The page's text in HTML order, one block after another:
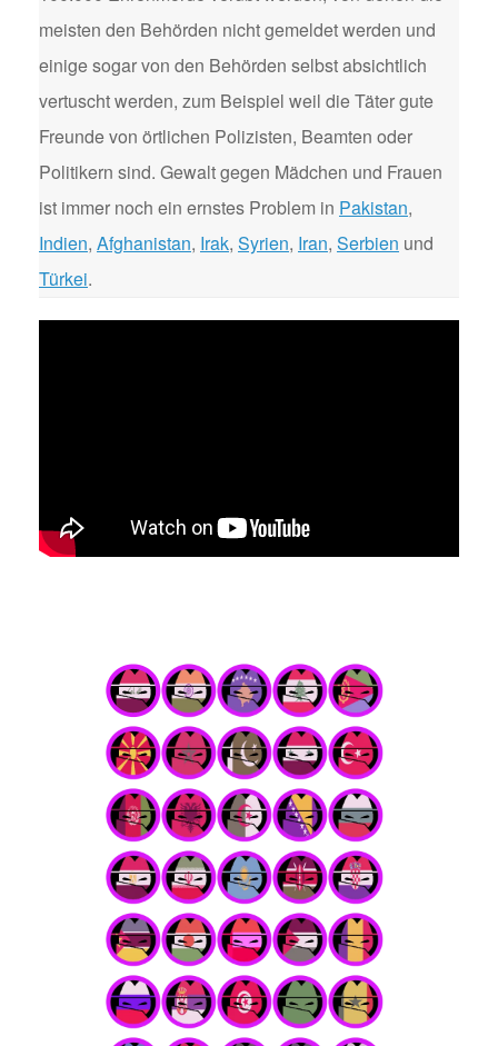
meisten den Behörden nicht gemeldet werden und
einige sogar von den Behörden selbst absichtlich
vertuscht werden, zum Beispiel weil die Täter gute
Freunde von örtlichen Polizisten, Beamten oder
Politikern sind. Gewalt gegen Mädchen und Frauen
ist immer noch ein ernstes Problem in Pakistan,
Indien, Afghanistan, Irak, Syrien, Iran, Serbien und
Türkei.